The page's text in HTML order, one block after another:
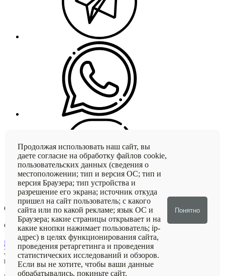
Офис компании:г. Новосибирск, ул. Дуси Ковальчук, 270/3
Склад:г. Новосибирск, ул. Петухова 29/1 В
info@aquastroy54.ru
2026Аквастрой - Ваш надежный партнер в области
гидроизоляции
Продолжая использовать наш сайт, вы
даете согласие на обработку файлов cookie,
пользовательских данных (сведения о
местоположении; тип и версия ОС; тип и
версия Браузера; тип устройства и
разрешение его экрана; источник откуда
пришел на сайт пользователь; с какого
сайта или по какой рекламе; язык ОС и
Браузера; какие страницы открывает и на
какие кнопки нажимает пользователь; ip-
адрес) в целях функционирования сайта,
проведения ретаргетинга и проведения
статистических исследований и обзоров.
Если вы не хотите, чтобы ваши данные
обрабатывались, покиньте сайт.
Понятно